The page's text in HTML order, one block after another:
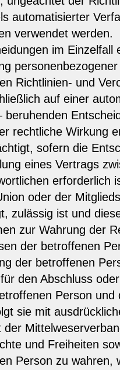
automatisierter
verwendet werden.
im Einzelfall
Richtlinien- und
auf einer
rechtliche Wirkung
sofern die
eines Vertrags
erforderlich
oder der
zulässig ist und
zur Wahrung der
der betroffenen
der betroffenen
den Abschluss
Person und
sie mit
und Freiheiten
Person zu wahren,